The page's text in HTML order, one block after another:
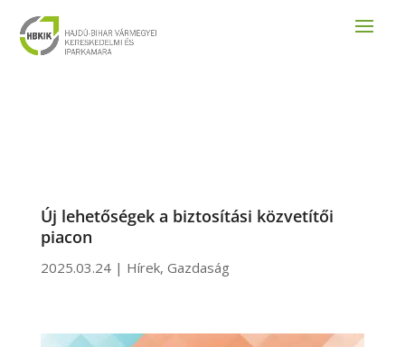
Új lehetőségek a biztosítási közvetítői
piacon
2025.03.24| Hírek, Gazdaság